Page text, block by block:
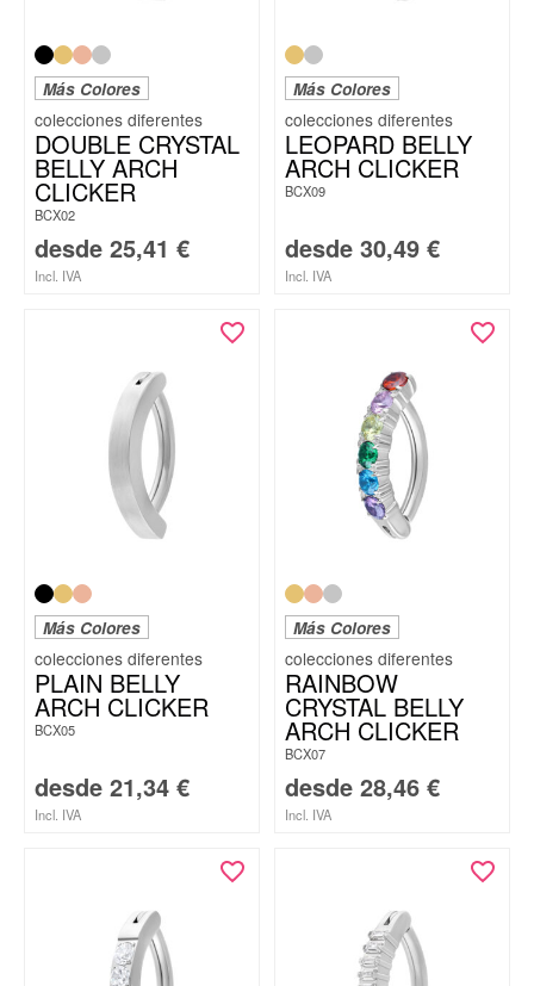
Más Colores
DOUBLE CRYSTAL
BELLY ARCH
CLICKER
BCX02
desde 25,41 €
Incl. IVA
Más Colores
LEOPARD BELLY
ARCH CLICKER
BCX09
desde 30,49 €
Incl. IVA
Más Colores
PLAIN BELLY
ARCH CLICKER
BCX05
desde 21,34 €
Incl. IVA
Más Colores
RAINBOW
CRYSTAL BELLY
ARCH CLICKER
BCX07
desde 28,46 €
Incl. IVA